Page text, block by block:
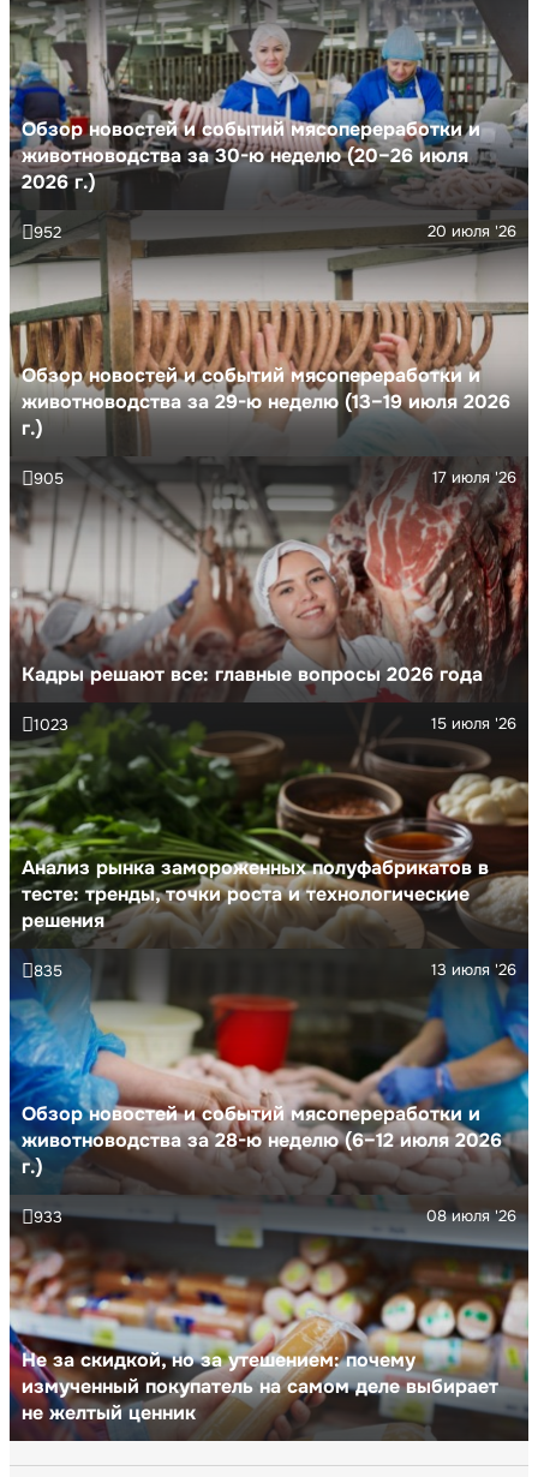
Обзор новостей и событий мясопереработки и
животноводства за 30-ю неделю (20–26 июля
2026 г.)
Обзор новостей и событий мясопереработки и
животноводства за 29-ю неделю (13–19 июля 2026
г.)
20 июля '26
952
Кадры решают все: главные вопросы 2026 года
17 июля '26
905
Анализ рынка замороженных полуфабрикатов в
тесте: тренды, точки роста и технологические
решения
15 июля '26
1023
Обзор новостей и событий мясопереработки и
животноводства за 28-ю неделю (6–12 июля 2026
г.)
13 июля '26
835
Не за скидкой, но за утешением: почему
измученный покупатель на самом деле выбирает
не желтый ценник
08 июля '26
933